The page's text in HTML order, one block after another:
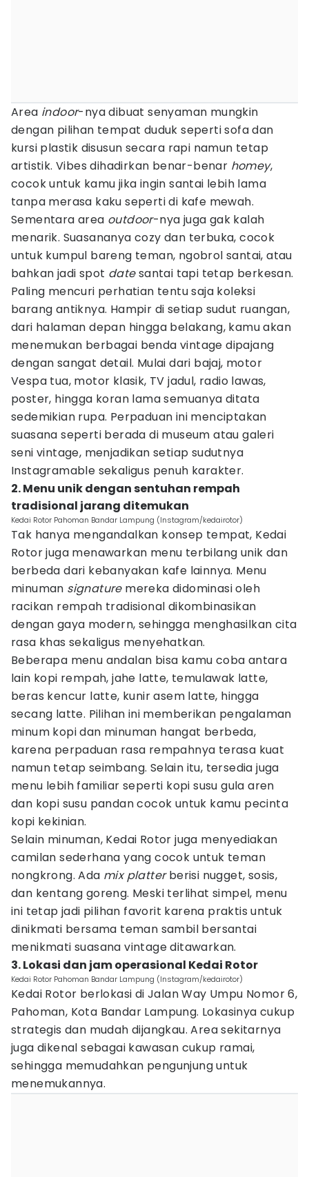
Area indoor-nya dibuat senyaman mungkin
dengan pilihan tempat duduk seperti sofa dan
kursi plastik disusun secara rapi namun tetap
artistik. Vibes dihadirkan benar-benar homey,
cocok untuk kamu jika ingin santai lebih lama
tanpa merasa kaku seperti di kafe mewah.
Sementara area outdoor-nya juga gak kalah
menarik. Suasananya cozy dan terbuka, cocok
untuk kumpul bareng teman, ngobrol santai, atau
bahkan jadi spot datesantai tapi tetap berkesan.
Paling mencuri perhatian tentu saja koleksi
barang antiknya. Hampir di setiap sudut ruangan,
dari halaman depan hingga belakang, kamu akan
menemukan berbagai benda vintage dipajang
dengan sangat detail. Mulai dari bajaj, motor
Vespa tua, motor klasik, TV jadul, radio lawas,
poster, hingga koran lama semuanya ditata
sedemikian rupa. Perpaduan ini menciptakan
suasana seperti berada di museum atau galeri
seni vintage, menjadikan setiap sudutnya
Instagramable sekaligus penuh karakter.
2. Menu unik dengan sentuhan rempah
tradisional jarang ditemukan
Kedai Rotor Pahoman Bandar Lampung (Instagram/kedairotor)
Tak hanya mengandalkan konsep tempat, Kedai
Rotor juga menawarkan menu terbilang unik dan
berbeda dari kebanyakan kafe lainnya. Menu
minuman signature mereka didominasi oleh
racikan rempah tradisional dikombinasikan
dengan gaya modern, sehingga menghasilkan cita
rasa khas sekaligus menyehatkan.
Beberapa menu andalan bisa kamu coba antara
lain kopi rempah, jahe latte, temulawak latte,
beras kencur latte, kunir asem latte, hingga
secang latte. Pilihan ini memberikan pengalaman
minum kopi dan minuman hangat berbeda,
karena perpaduan rasa rempahnya terasa kuat
namun tetap seimbang. Selain itu, tersedia juga
menu lebih familiar seperti kopi susu gula aren
dan kopi susu pandan cocok untuk kamu pecinta
kopi kekinian.
Selain minuman, Kedai Rotor juga menyediakan
camilan sederhana yang cocok untuk teman
nongkrong. Ada mix platterberisi nugget, sosis,
dan kentang goreng. Meski terlihat simpel, menu
ini tetap jadi pilihan favorit karena praktis untuk
dinikmati bersama teman sambil bersantai
menikmati suasana vintage ditawarkan.
3. Lokasi dan jam operasional Kedai Rotor
Kedai Rotor Pahoman Bandar Lampung (Instagram/kedairotor)
Kedai Rotor berlokasi di Jalan Way Umpu Nomor 6,
Pahoman, Kota Bandar Lampung. Lokasinya cukup
strategis dan mudah dijangkau. Area sekitarnya
juga dikenal sebagai kawasan cukup ramai,
sehingga memudahkan pengunjung untuk
menemukannya.